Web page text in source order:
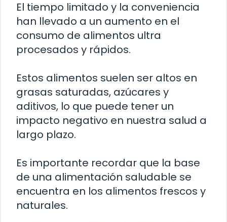
El tiempo limitado y la conveniencia
han llevado a un aumento en el
consumo de alimentos ultra
procesados y rápidos.
Estos alimentos suelen ser altos en
grasas saturadas, azúcares y
aditivos, lo que puede tener un
impacto negativo en nuestra salud a
largo plazo.
Es importante recordar que la base
de una alimentación saludable se
encuentra en los alimentos frescos y
naturales.